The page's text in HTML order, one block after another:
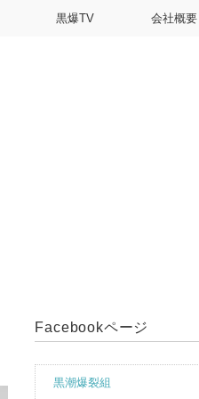
黒爆TV 会社概要
Facebookページ
黒潮爆裂組